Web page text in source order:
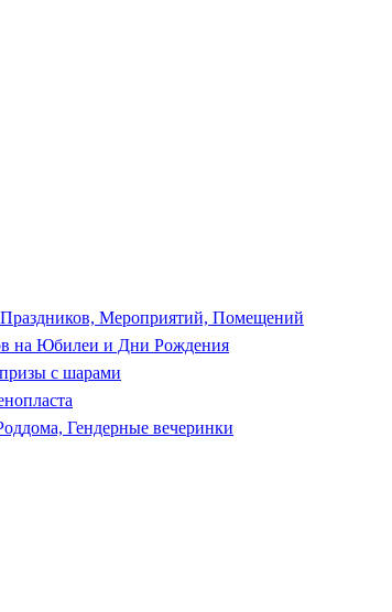
Мероприятий, Помещений
на Юбилеи и Дни Рождения
с шарами
Гендерные вечеринки